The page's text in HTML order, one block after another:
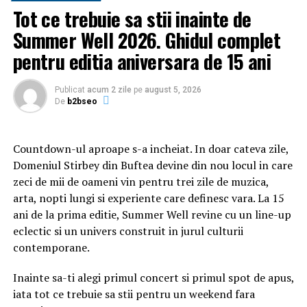
Express. Este o firmă de pompe funebre românească, la
care puteți apela cu încredere, pentru că are o bogată
experiență în domeniu și pentru că dispune de o bază
logistică adecvată – mai exact, de un parc de
autospeciale de ultimă generație, echipate conform
dispozițiilor Uniunii Europene și normelor igienico-
sanitare legiferate pe plan internațional.
sfidează orice concurență, repatrierea rămășițelor
pământești ale persoanelor decedate în toate țările
Uniunii Europene, Turcia, Serbia sau Republica Moldova.
Firma asigură și efectuarea tuturor formalităților
necesare: certificat de constatare, certificat de deces
internațional, autorizațea de înhumare, certificat de
Tot ce aveți de făcut într-o astfel de situație tristă este
Tot ce trebuie sa stii inainte de
Summer Well 2026. Ghidul complet
pentru editia aniversara de 15 ani
Publicat acum 2 zile pe august 5, 2026
De b2bseo
Countdown-ul aproape s-a incheiat. In doar cateva zile,
Domeniul Stirbey din Buftea devine din nou locul in care
zeci de mii de oameni vin pentru trei zile de muzica,
arta, nopti lungi si experiente care definesc vara. La 15
ani de la prima editie, Summer Well revine cu un line-up
eclectic si un univers construit in jurul culturii
contemporane.
Inainte sa-ti alegi primul concert si primul spot de apus,
iata tot ce trebuie sa stii pentru un weekend fara